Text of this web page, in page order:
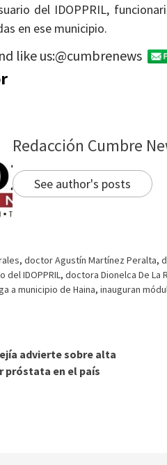
del IDOPPRIL,
en ese municipio.
like us:@cumbrenews
Redacción Cumbre
See author's posts
,doctor Agustín Martínez Peralta,
IDOPPRIL ,doctora Dionelca De La
a municipio de Haina,inauguran
advierte sobre alta
próstata en el país